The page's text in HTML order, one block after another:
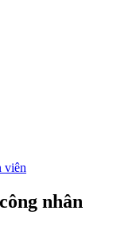
viên
nhân